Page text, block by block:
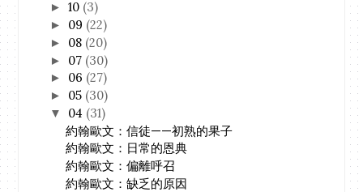
►10 (3)
► 09 (22)
► 08 (20)
► 07 (30)
► 06 (27)
► 05 (30)
▼ 04 (31)
約翰歐文：信徒——初熟的果子
約翰歐文：日常的恩典
約翰歐文：偏離呼召
約翰歐文：缺乏的原因